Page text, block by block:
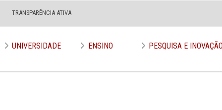
TRANSPARÊNCIA ATIVA
UNIVERSIDADE ENSINO PESQUISA E
Edição nº 634